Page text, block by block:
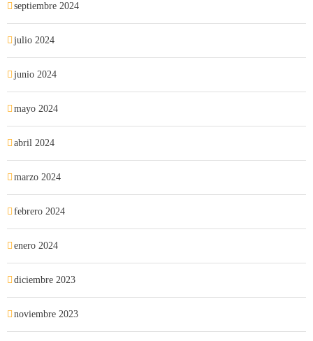
septiembre 2024
julio 2024
junio 2024
mayo 2024
abril 2024
marzo 2024
febrero 2024
enero 2024
diciembre 2023
noviembre 2023